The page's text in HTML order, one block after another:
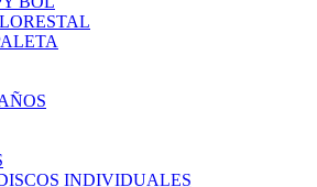
INDIVIDUALES